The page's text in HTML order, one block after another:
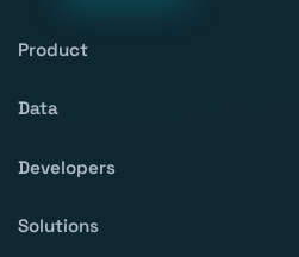
Product
Data
Developers
Solutions